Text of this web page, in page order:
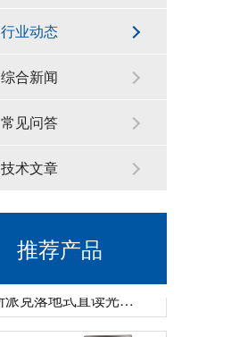
行业动态
综合新闻
常见问答
技术文章
推荐产品
德国斯派克台式直读光谱仪SPECTRO MAXx 电弧/火花OES金属分析仪
德国斯派克落地式直读光谱仪SPECTROMAXx 电弧/火花OES金属分析仪